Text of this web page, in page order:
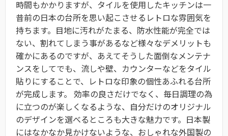
時間もかかりますが、タイルを使用したキッチンは一
昔前の日本の台所を思い起こさせるレトロな雰囲気を
持ちます。目地に汚れがたまる、防水性能が完全では
ない、割れてしまう事があるなど様々なデメリットも
確かにあるのですが、あえてそうした面倒なメンテナ
ンスをしてでも、流しや壁、カウンターなどをタイル
貼りにすることで、レトロな印象の個性あふれる台所
が完成します。 効率の良さだけでなく、毎日調理の為
に立つのが楽しくなるような、自分だけのオリジナル
のデザインを選べるところも大きな魅力です。日本製
にはなかなか見かけないような、おしゃれな外国製の